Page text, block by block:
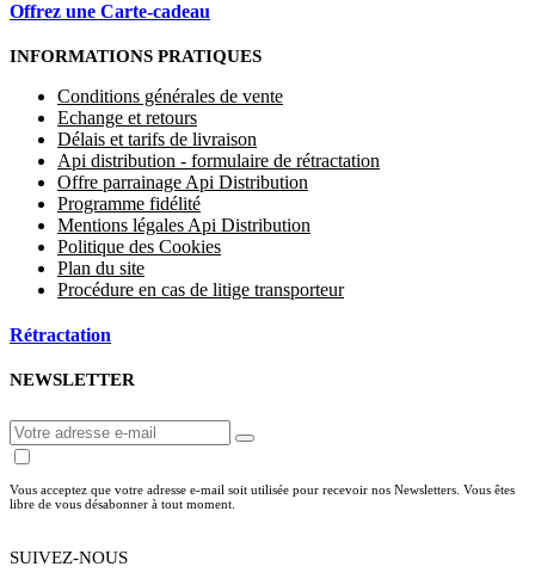
Offrez une Carte-cadeau
INFORMATIONS PRATIQUES
Conditions générales de vente
Echange et retours
Délais et tarifs de livraison
Api distribution - formulaire de rétractation
Offre parrainage Api Distribution
Programme fidélité
Mentions légales Api Distribution
Politique des Cookies
Plan du site
Procédure en cas de litige transporteur
Rétractation
NEWSLETTER
Vous acceptez que votre adresse e-mail soit utilisée pour recevoir nos Newsletters. Vous êtes
libre de vous désabonner à tout moment.
SUIVEZ-NOUS